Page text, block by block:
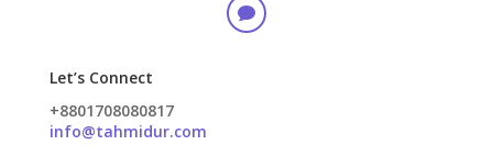

Let’s Connect
+8801708080817
info@tahmidur.com